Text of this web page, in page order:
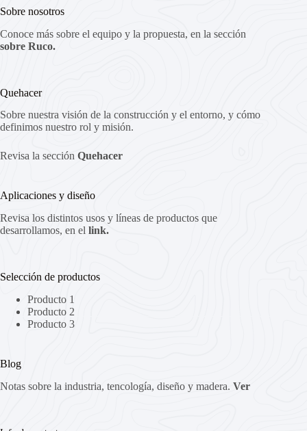
Sobre nosotros
Conoce más sobre el equipo y la propuesta, en la sección
sobre Ruco.
Quehacer
Sobre nuestra visión de la construcción y el entorno, y cómo
definimos nuestro rol y misión.
Revisa la sección Quehacer
Aplicaciones y diseño
Revisa los distintos usos y líneas de productos que
desarrollamos, en el link.
Selección de productos
Producto 1
Producto 2
Producto 3
Blog
Notas sobre la industria, tencología, diseño y madera. Ver